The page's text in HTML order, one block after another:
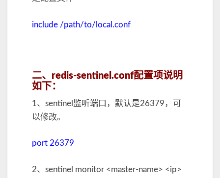
include /path/to/local.conf
二、redis-sentinel.conf配置项说明
如下：
1、sentinel监听端口，默认是26379，可
以修改。
port 26379
2、sentinel monitor <master-name> <ip>